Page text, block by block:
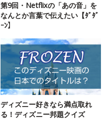
第9回・Netflixの「あの音」を
なんとか言葉で伝えたい【ﾀﾞﾀﾞ
ｰﾝ】
ディズニー好きなら満点取れ
る！ディズニー邦題クイズ